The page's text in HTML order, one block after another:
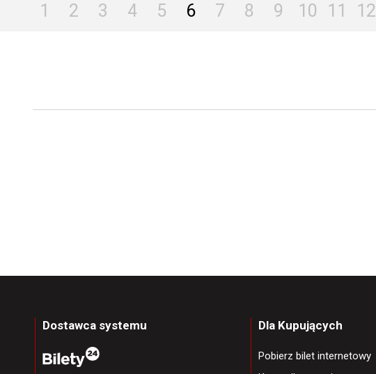
1 2 3 4 5 6 7 8 9 10 11 12
Dostawca systemu Dla Kupujących
Pobierz bilet internetowy